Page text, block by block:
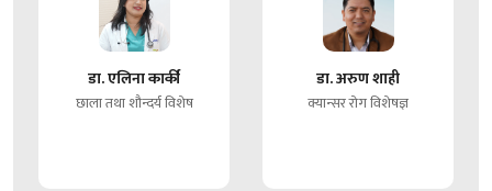
डा. एलिना कार्की
छाला तथा शौन्दर्य विशेष
डा. अरुण शाही
क्यान्सर रोग विशेषज्ञ